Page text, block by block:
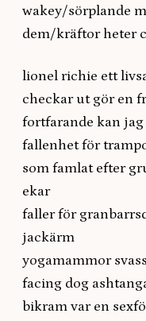
wakey/sörplande
dem/kräftor heter
lionel richie ett
checkar ut gör en
fortfarande kan
fallenhet för
som famlat efter
ekar
faller för
jackärm
yogamammor
facing dog
bikram var en